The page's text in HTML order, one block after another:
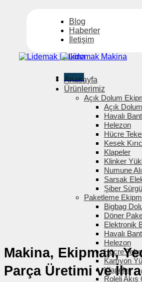
Blog
Haberler
İletişim
Menü
Anasayfa
Ürünlerimiz
Açık Dolum
Açık
Havalı Bant
Helezon
Hücre
Kesek
Klapeler
Klinker
Numune
Sarsak
Şiber Sürgü
Paketleme
Bigbag
Döner
Elektronik
Havalı Bant
Helezon
Hücre
Kamyon
Klapeler
Roleli Akış
Makina, Ekipman,
Parça Üretimi ve